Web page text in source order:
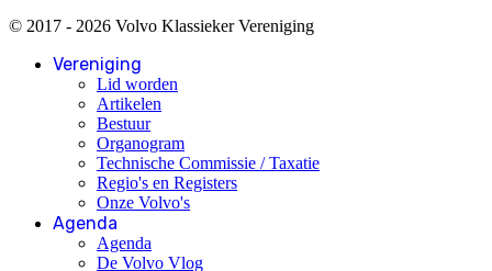
© 2017 - 2026 Volvo Klassieker Vereniging
Vereniging
Lid worden
Artikelen
Bestuur
Organogram
Technische Commissie / Taxatie
Regio's en Registers
Onze Volvo's
Agenda
Agenda
De Volvo Vlog